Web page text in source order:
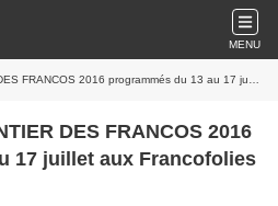
MENU
2016 programmés du 13 au 17 juillet aux Francofolies
DES FRANCOS 2016
17 juillet aux Francofolies